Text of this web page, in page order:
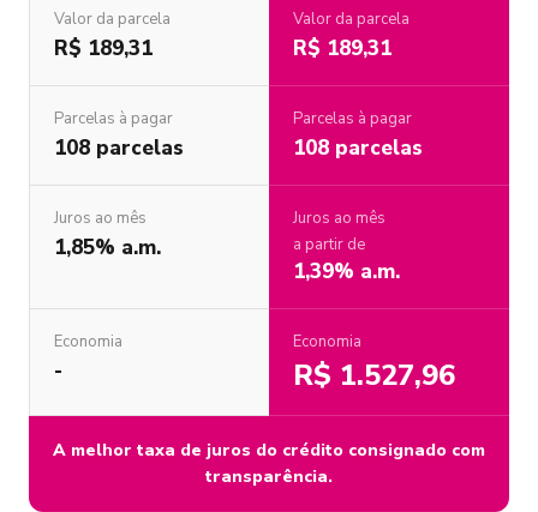
Valor da parcela
R$ 189,31
Valor da parcela
R$ 189,31
Parcelas à pagar
108 parcelas
Parcelas à pagar
108 parcelas
Juros ao mês
1,85% a.m.
Juros ao mês
a partir de
1,39% a.m.
Economia
-
Economia
R$ 1.527,96
A melhor taxa de juros do crédito consignado com
transparência.